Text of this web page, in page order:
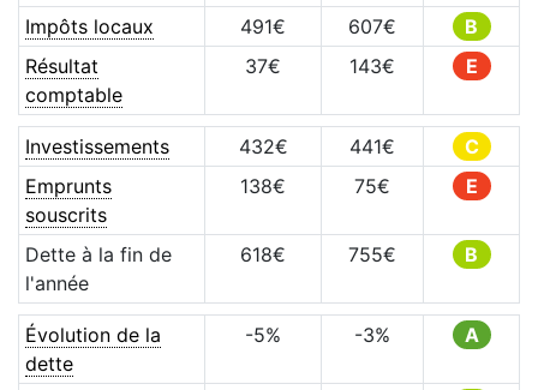
Impôts locaux 491€ 607€
B
Résultat
comptable
37€ 143€ E
Investissements 432€ 441€
C
Emprunts
souscrits
138€ 75€ E
Dette à la fin de
l'année
618€ 755€ B
Évolution de la
dette
-5% -3% A